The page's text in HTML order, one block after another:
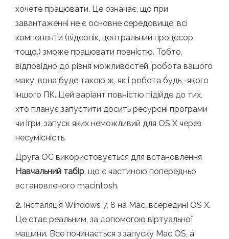
хочете працювати. Це означає, що при
завантаженні не є основне середовище, всі
компоненти (відеопік, центральний процесор
тощо.) зможе працювати повністю. Тобто,
відповідно до рівня можливостей, робота вашого
маку, вона буде такою ж, як і робота будь -якого
іншого ПК. Цей варіант повністю підійде до тих,
хто планує запустити досить ресурсні програми
чи ігри, запуск яких неможливий для OS X через
несумісність.
Друга ОС використовується для встановлення
Навчальний табір, що є частиною попередньо
встановленого macintosh.
2. Інсталяція Windows 7, 8 на Mac, всередині OS X.
Це стає реальним, за допомогою віртуальної
машини. Все починається з запуску Mac OS, а